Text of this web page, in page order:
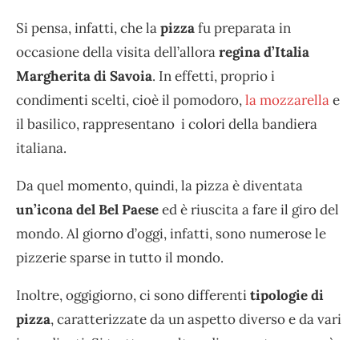
Si pensa, infatti, che lapizzafu preparata in
occasione della visita dell’alloraregina d’Italia
Margherita di Savoia. In effetti, proprio i
condimenti scelti, cioè il pomodoro,la mozzarellae
il basilico, rappresentano i colori della bandiera
italiana.
Da quel momento, quindi, la pizza è diventata
un’icona del Bel Paeseed è riuscita a fare il giro del
mondo. Al giorno d’oggi, infatti, sono numerose le
pizzerie sparse in tutto il mondo.
Inoltre, oggigiorno, ci sono differentitipologie di
pizza, caratterizzate da un aspetto diverso e da vari